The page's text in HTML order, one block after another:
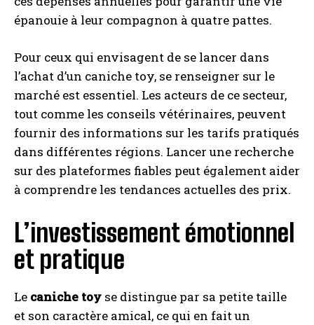
épanouie à leur compagnon à quatre pattes.
Pour ceux qui envisagent de se lancer dans
l’achat d’un caniche toy, se renseigner sur le
marché est essentiel. Les acteurs de ce secteur,
tout comme les conseils vétérinaires, peuvent
fournir des informations sur les tarifs pratiqués
dans différentes régions. Lancer une recherche
sur des plateformes fiables peut également aider
à comprendre les tendances actuelles des prix.
L’investissement émotionnel
et pratique
Le caniche toy se distingue par sa petite taille
et son caractère amical, ce qui en fait un